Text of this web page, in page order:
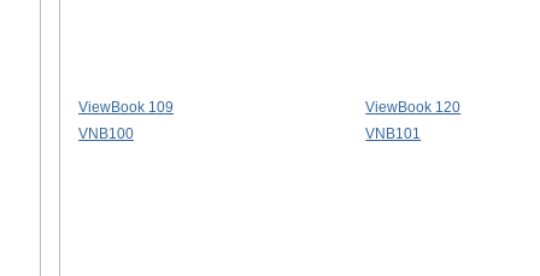
ViewBook 109
ViewBook 120
VNB100
VNB101